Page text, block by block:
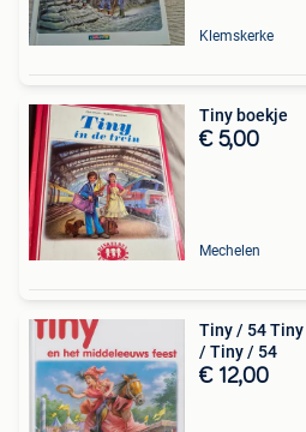
Klemskerke
Tiny boekje
€ 5,00
Mechelen
Tiny / 54
/ Tiny / 54
€ 12,00